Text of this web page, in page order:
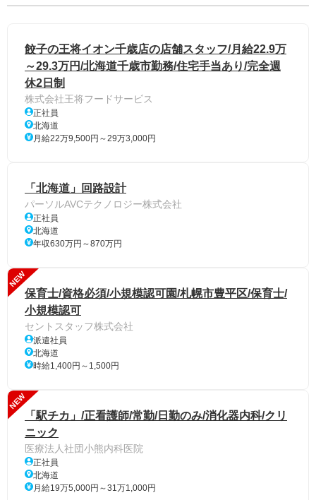
餃子の王将イオン千歳店の店舗スタッフ/月給22.9万
～29.3万円/北海道千歳市勤務/住宅手当あり/完全週
休2日制
株式会社王将フードサービス
正社員
北海道
月給22万9,500円～29万3,000円
「北海道」回路設計
パーソルAVCテクノロジー株式会社
正社員
北海道
年収630万円～870万円
NEW
保育士/資格必須/小規模認可園/札幌市豊平区/保育士/
小規模認可
セントスタッフ株式会社
派遣社員
北海道
時給1,400円～1,500円
NEW
「駅チカ」/正看護師/常勤/日勤のみ/消化器内科/クリ
ニック
医療法人社団小熊内科医院
正社員
北海道
月給19万5,000円～31万1,000円